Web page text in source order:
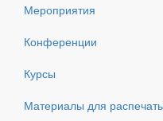
Мероприятия
Конференции
Курсы
Материалы для